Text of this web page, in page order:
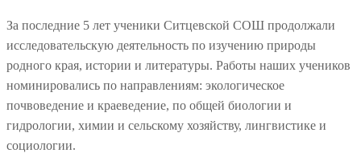
За последние 5 лет ученики Ситцевской СОШ продолжали
исследовательскую деятельность по изучению природы
родного края, истории и литературы. Работы наших учеников
номинировались по направлениям: экологическое
почвоведение и краеведение, по общей биологии и
гидрологии, химии и сельскому хозяйству, лингвистике и
социологии.